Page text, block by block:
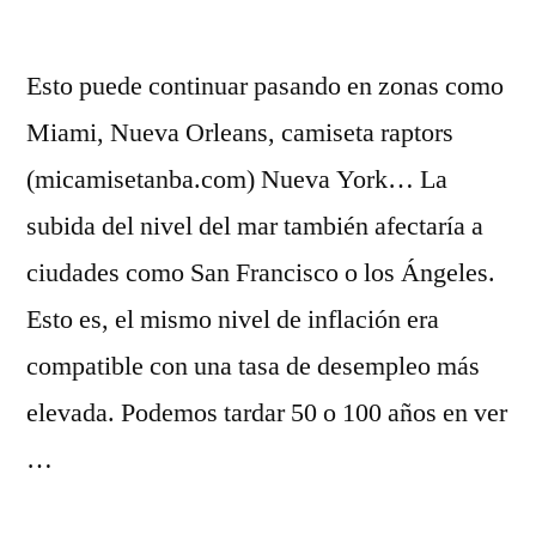
Esto puede continuar pasando en zonas como
Miami, Nueva Orleans, camiseta raptors
(micamisetanba.com) Nueva York… La
subida del nivel del mar también afectaría a
ciudades como San Francisco o los Ángeles.
Esto es, el mismo nivel de inflación era
compatible con una tasa de desempleo más
elevada. Podemos tardar 50 o 100 años en ver
…